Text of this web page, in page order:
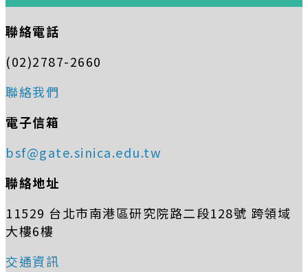
聯絡電話
(02)2787-2660
聯絡我們
電子信箱
bsf@gate.sinica.edu.tw
聯絡地址
11529 台北市南港區研究院路二段128號 跨領域
大樓6樓
交通資訊